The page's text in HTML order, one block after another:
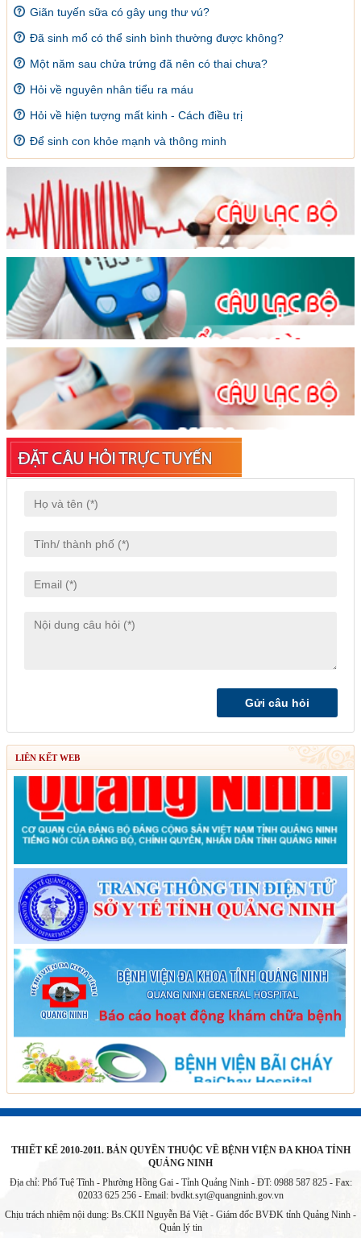
Giãn tuyến sữa có gây ung thư vú?
Đã sinh mổ có thể sinh bình thường được không?
Một năm sau chửa trứng đã nên có thai chưa?
Hỏi về nguyên nhân tiểu ra máu
Hỏi về hiện tượng mất kinh - Cách điều trị
Để sinh con khỏe mạnh và thông minh
LIÊN KẾT WEB
THIẾT KẾ 2010-2011. BẢN QUYỀN THUỘC VỀ BỆNH VIỆN ĐA KHOA TỈNH
QUẢNG NINH
Địa chỉ: Phố Tuệ Tĩnh - Phường Hồng Gai - Tỉnh Quảng Ninh - ĐT: 0988 587 825 - Fax:
02033 625 256 - Email: bvdkt.syt@quangninh.gov.vn
Chịu trách nhiệm nội dung: Bs.CKII Nguyễn Bá Việt - Giám đốc BVĐK tỉnh Quảng Ninh -
Quản lý tin